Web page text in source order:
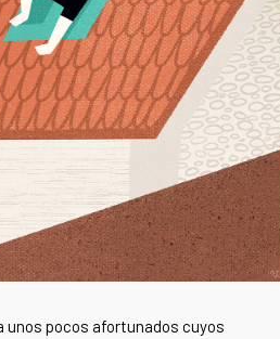
unos pocos afortunados cuyos